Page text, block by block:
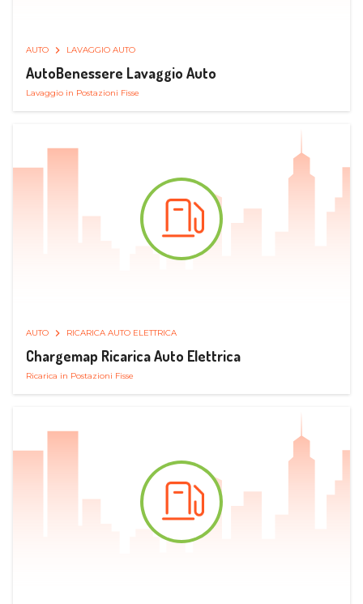
AUTO LAVAGGIO AUTO
AutoBenessere Lavaggio Auto
Lavaggio in Postazioni Fisse
AUTO RICARICA AUTO ELETTRICA
Chargemap Ricarica Auto Elettrica
Ricarica in Postazioni Fisse